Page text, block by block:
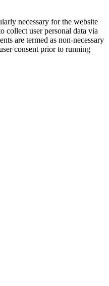
necessary for the website
collect user personal data via
are termed as non-necessary
consent prior to running